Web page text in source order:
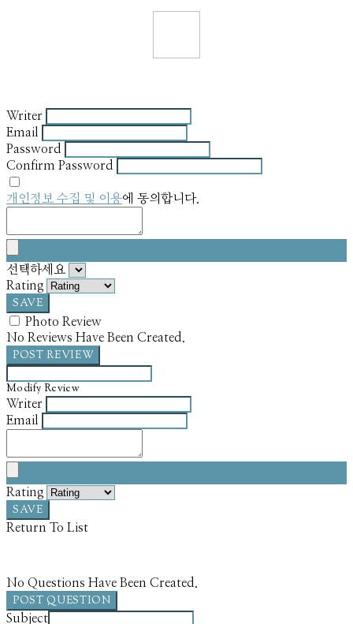
Writer
Email
Password
Confirm Password
개인정보 수집 및 이용에 동의합니다.
선택하세요
Rating
SAVE
Photo Review
No Reviews Have Been Created.
POST REVIEW
Modify Review
Writer
Email
Rating
SAVE
Return To List
No Questions Have Been Created.
POST QUESTION
Subject